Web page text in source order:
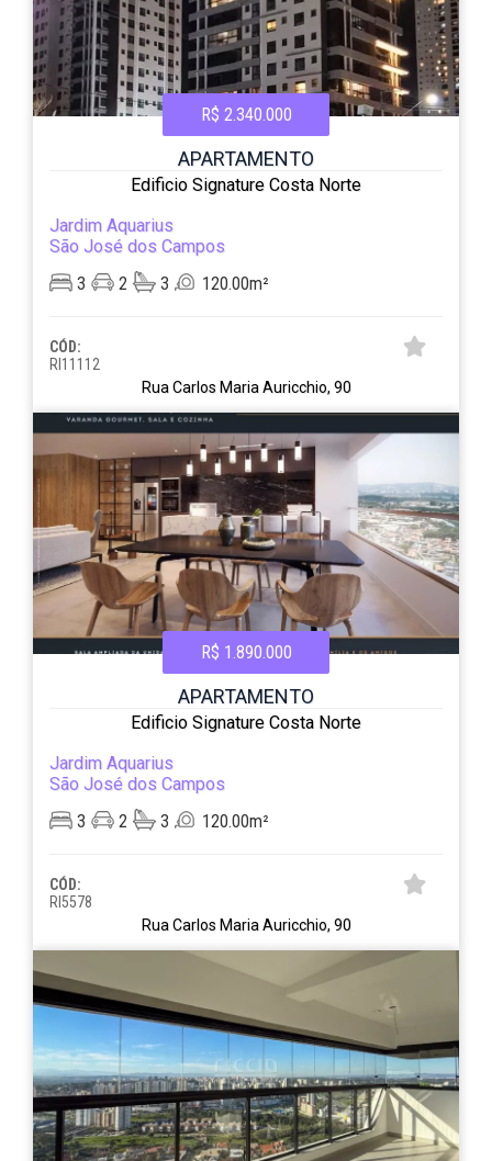
R$ 2.340.000
APARTAMENTO
Edificio Signature Costa Norte
Jardim Aquarius
São José dos Campos
3
2 3 120.00m²
CÓD:
RI11112
Rua Carlos Maria Auricchio, 90
R$ 1.890.000
APARTAMENTO
Edificio Signature Costa Norte
Jardim Aquarius
São José dos Campos
3
2 3 120.00m²
CÓD:
RI5578
Rua Carlos Maria Auricchio, 90